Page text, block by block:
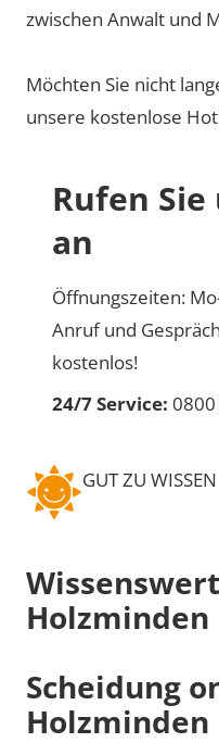
zwischen Anwalt und
Möchten Sie nicht
unsere kostenlose
Rufen
an
Öffnungszeiten:
Anruf und
kostenlos!
24/7 Service:
GUT ZU WISSEN
Holzminden
Scheidung
Holzminden